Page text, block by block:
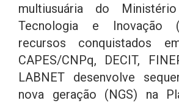
multiusuária do
Tecnologia e Inovação
recursos conquistados
CAPES/CNPq, DECIT,
LABNET desenvolve
nova geração (NGS) na